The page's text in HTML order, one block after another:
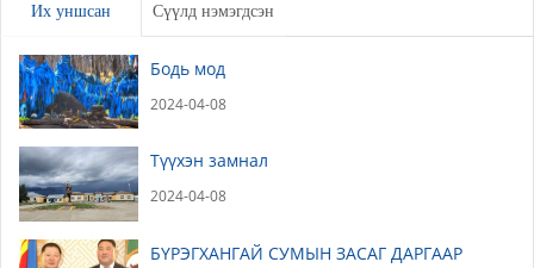
Их уншсан Сүүлд нэмэгдсэн
Бодь мод
2024-04-08
Түүхэн замнал
2024-04-08
БҮРЭГХАНГАЙ СУМЫН ЗАСАГ ДАРГААР